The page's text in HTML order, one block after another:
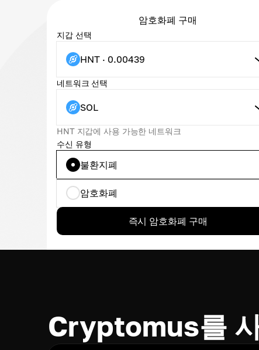
암호화폐 구매
지갑 선택
HNT · 0.00439
네트워크 선택
SOL
HNT 지갑에 사용 가능한 네트워크
수신 유형
불환지폐
암호화폐
즉시 암호화폐 구매
Cryptomus를